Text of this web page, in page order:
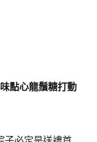
點心龍鬚糖打動